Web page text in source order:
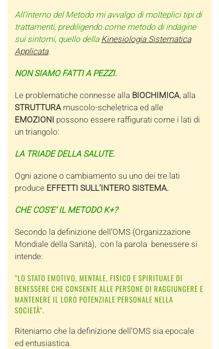
All’interno del Metodo mi avvalgo di molteplici tipi di
trattamenti, prediligendo come metodo di indagine
sui sintomi, quello della Kinesiologia Sistematica
Applicata.
NON SIAMO FATTI A PEZZI.
Le problematiche connesse alla BIOCHIMICA, alla
STRUTTURA muscolo-scheletrica ed alle
EMOZIONI possono essere raffigurati come i lati di
un triangolo:
LA TRIADE DELLA SALUTE.
Ogni azione o cambiamento su uno dei tre lati
produce EFFETTI SULL’INTERO SISTEMA.
CHE COS’E’ IL METODO K+?
Secondo la definizione dell’OMS (Organizzazione
Mondiale della Sanità), con la parola benessere si
intende:
“LO STATO EMOTIVO, MENTALE, FISICO E SPIRITUALE DI
BENESSERE CHE CONSENTE ALLE PERSONE DI RAGGIUNGERE E
MANTENERE IL LORO POTENZIALE PERSONALE NELLA
SOCIETÀ”.
Riteniamo che la definizione dell’OMS sia epocale
ed entusiastica.